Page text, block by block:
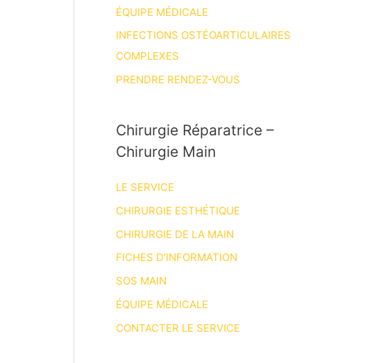
ÉQUIPE MÉDICALE
INFECTIONS OSTÉOARTICULAIRES
COMPLEXES
PRENDRE RENDEZ-VOUS
Chirurgie Réparatrice –
Chirurgie Main
LE SERVICE
CHIRURGIE ESTHÉTIQUE
CHIRURGIE DE LA MAIN
FICHES D’INFORMATION
SOS MAIN
ÉQUIPE MÉDICALE
CONTACTER LE SERVICE